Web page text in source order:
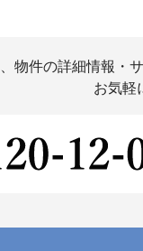
物件の詳細情報・
お気軽